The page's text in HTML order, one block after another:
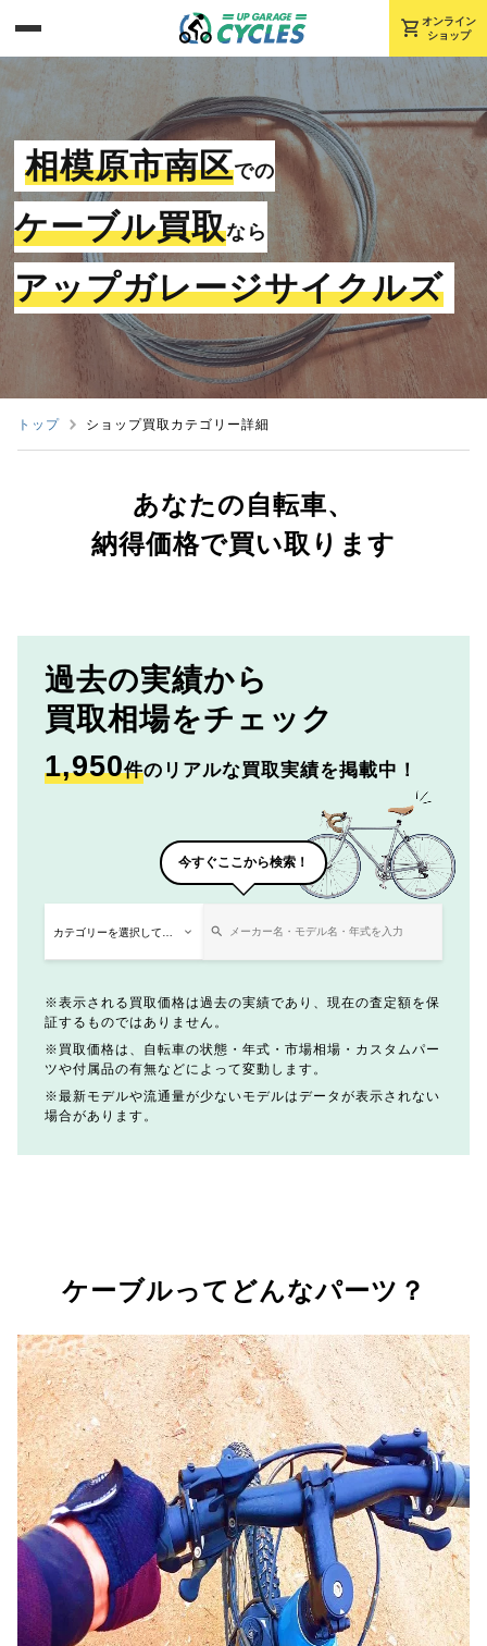
shopping_cart オンライン
ショップ
相模原市南区での
ケーブル買取なら
アップガレージサイクルズ
トップ ショップ買取カテゴリー詳細
あなたの自転車、
納得価格で買い取ります
過去の実績から
買取相場をチェック
1,950件のリアルな買取実績を掲載中！
今すぐここから検索！
表示される買取価格は過去の実績であり、現在の査定額を保
証するものではありません。
買取価格は、自転車の状態・年式・市場相場・カスタムパー
ツや付属品の有無などによって変動します。
最新モデルや流通量が少ないモデルはデータが表示されない
場合があります。
ケーブルってどんなパーツ？